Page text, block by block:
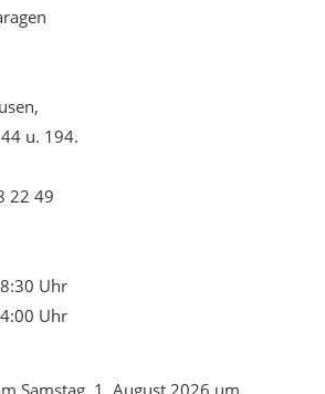
u. 194.
22 49
Uhr
Uhr